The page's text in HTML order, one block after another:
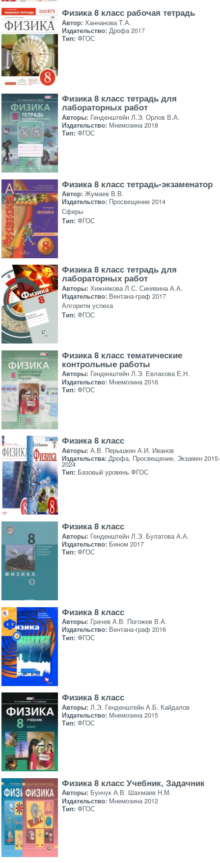
Физика 8 класс рабочая тетрадь
Автор: Ханнанова Т.А.
Издательство: Дрофа 2017
Тип: ФГОС
Физика 8 класс тетрадь для
лабораторных работ
Авторы: Генденштейн Л.Э. Орлов В.А.
Издательство: Мнемозина 2018
Тип: ФГОС
Физика 8 класс тетрадь-экзаменатор
Автор: Жумаев В.В.
Издательство: Просвещение 2014
Сферы
Тип: ФГОС
Физика 8 класс тетрадь для
лабораторных работ
Авторы: Хижнякова Л.С. Синявина А.А.
Издательство: Вентана-граф 2017
Алгоритм успеха
Тип: ФГОС
Физика 8 класс тематические
контрольные работы
Авторы: Генденштейн Л.Э. Евлахова Е.Н.
Издательство: Мнемозина 2016
Тип: ФГОС
Физика 8 класс
Авторы: А.В. Перышкин А.И. Иванов
Издательства: Дрофа, Просвещение, Экзамен 2015-
2024
Тип: Базовый уровень ФГОС
Физика 8 класс
Авторы: Генденштейн Л.Э. Булатова А.А.
Издательство: Бином 2017
Тип: ФГОС
Физика 8 класс
Авторы: Грачев А.В. Погожев В.А.
Издательство: Вентана-граф 2016
Тип: ФГОС
Физика 8 класс
Авторы: Л.Э. Генденштейн А.Б. Кайдалов
Издательство: Мнемозина 2015
Тип: ФГОС
Физика 8 класс Учебник, Задачник
Авторы: Бунчук А.В. Шахмаев Н.М.
Издательство: Мнемозина 2012
Тип: ФГОС